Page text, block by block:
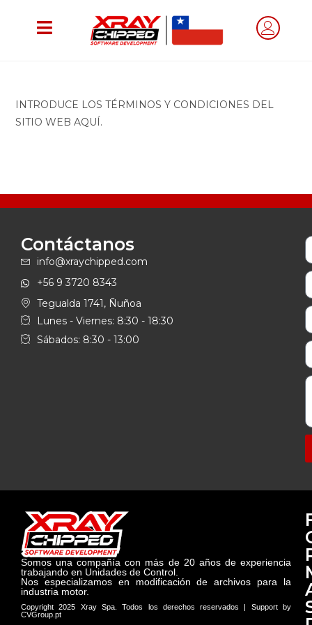
INTRODUCE LOS TÉRMINOS Y CONDICIONES DEL
SITIO WEB AQUÍ.
Contáctanos
info@xraychipped.com
+56 9 3720 8343
Tegualda 1741, Ñuñoa
Lunes - Viernes: 8:30 - 18:30
Sábados: 8:30 - 13:00
Somos una compañía con más de 20 años de experiencia
trabajando en Unidades de Control.
Nos especializamos en modificación de archivos para la
industria motor.
Copyright 2025 Xray Spa. Todos los derechos reservados | Support by
CVGroup.pt